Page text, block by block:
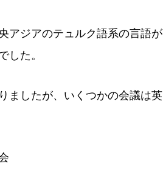
アジアのテュルク語系の言語が
した。
ましたが、いくつかの会議は英